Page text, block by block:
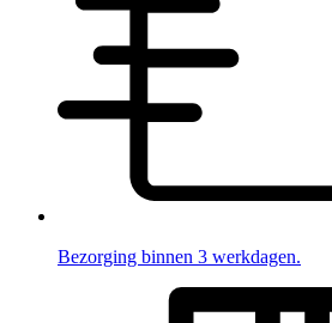
Bezorging binnen 3 werkdagen.